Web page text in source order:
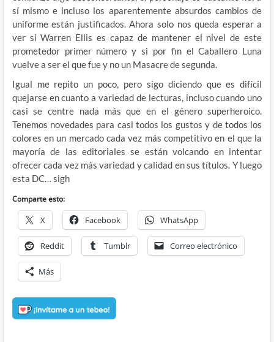
sí mismo e incluso los aparentemente absurdos cambios de
uniforme están justificados. Ahora solo nos queda esperar a
ver si Warren Ellis es capaz de mantener el nivel de este
prometedor primer número y si por fin el Caballero Luna
vuelve a ser el que fue y no un Masacre de segunda.
Igual me repito un poco, pero sigo diciendo que es difícil
quejarse en cuanto a variedad de lecturas, incluso cuando uno
casi se centre nada más que en el género superheroico.
Tenemos novedades para casi todos los gustos y de todos los
colores en un mercado cada vez más competitivo en el que la
mayoría de las editoriales se están volcando en intentar
ofrecer cada vez más variedad y calidad en sus títulos. Y luego
esta DC… sigh
Comparte esto:
X Facebook WhatsApp
Reddit Tumblr Correo electrónico
Más